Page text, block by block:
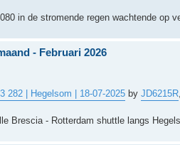
in de stromende regen wachtende op
- Februari 2026
282 | Hegelsom | 18-07-2025 byJD6215R
Brescia - Rotterdam shuttle langs